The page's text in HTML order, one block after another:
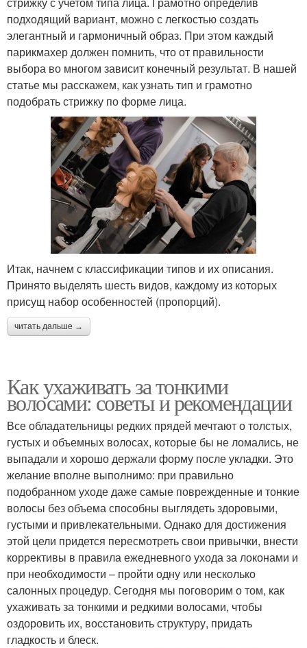
подходящий вариант, можно с легкостью создать
элегантный и гармоничный образ. При этом каждый
парикмахер должен помнить, что от правильности
выбора во многом зависит конечный результат. В нашей
статье мы расскажем, как узнать тип и грамотно
подобрать стрижку по форме лица.
Итак, начнем с классификации типов и их описания.
Принято выделять шесть видов, каждому из которых
присущ набор особенностей (пропорций).
читать дальше →
Как ухаживать за тонкими
волосами: советы и рекомендации
Все обладательницы редких прядей мечтают о толстых,
густых и объемных волосах, которые бы не ломались, не
выпадали и хорошо держали форму после укладки. Это
желание вполне выполнимо: при правильно
подобранном уходе даже самые поврежденные и тонкие
волосы без объема способны выглядеть здоровыми,
густыми и привлекательными. Однако для достижения
этой цели придется пересмотреть свои привычки, внести
коррективы в правила ежедневного ухода за локонами и
при необходимости – пройти одну или несколько
салонных процедур. Сегодня мы поговорим о том, как
ухаживать за тонкими и редкими волосами, чтобы
оздоровить их, восстановить структуру, придать
гладкость и блеск.